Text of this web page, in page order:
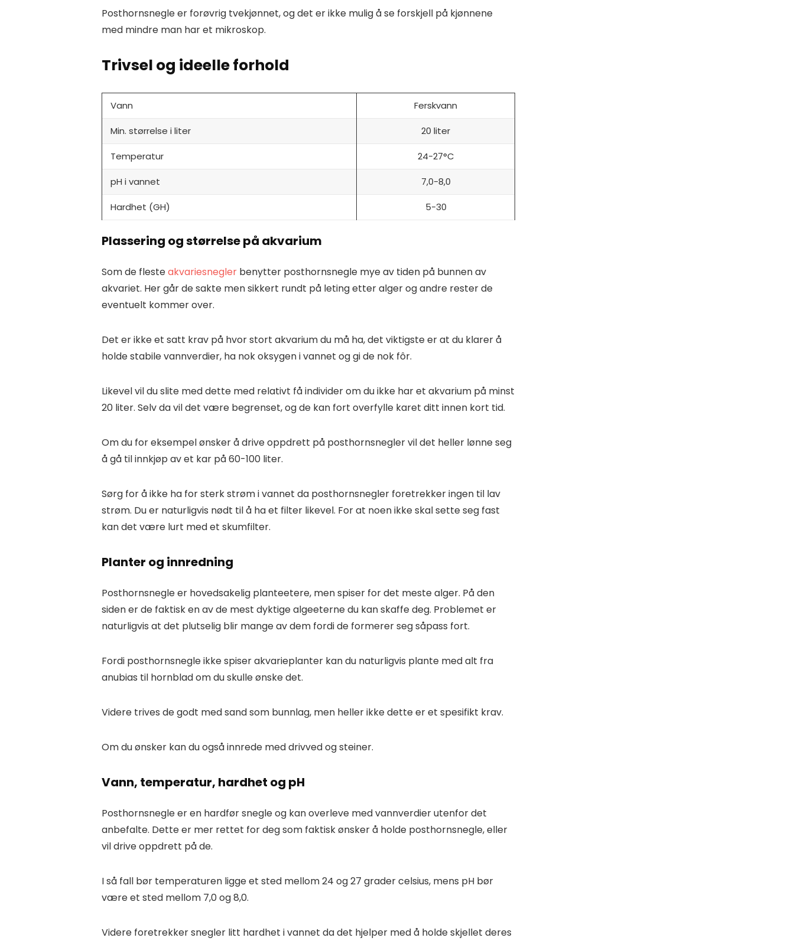
Posthornsnegle er forøvrig tvekjønnet, og det er ikke mulig å se forskjell på kjønnene
med mindre man har et mikroskop.
Trivsel og ideelle forhold
Vann Ferskvann
Min. størrelse i liter 20 liter
Temperatur 24-27°C
pH i vannet 7,0-8,0
Hardhet (GH) 5-30
Plassering og størrelse på akvarium
Som de flesteakvariesnegler benytter posthornsnegle mye av tiden på bunnen av
akvariet. Her går de sakte men sikkert rundt på leting etter alger og andre rester de
eventuelt kommer over.
Det er ikke et satt krav på hvor stort akvarium du må ha, det viktigste er at du klarer å
holde stabile vannverdier, ha nok oksygen i vannet og gi de nok fôr.
Likevel vil du slite med dette med relativt få individer om du ikke har et akvarium på minst
20 liter. Selv da vil det være begrenset, og de kan fort overfylle karet ditt innen kort tid.
Om du for eksempel ønsker å drive oppdrett på posthornsnegler vil det heller lønne seg
å gå til innkjøp av et kar på 60-100 liter.
Sørg for å ikke ha for sterk strøm i vannet da posthornsnegler foretrekker ingen til lav
strøm. Du er naturligvis nødt til å ha et filter likevel. For at noen ikke skal sette seg fast
kan det være lurt med et skumfilter.
Planter og innredning
Posthornsnegle er hovedsakelig planteetere, men spiser for det meste alger. På den
siden er de faktisk en av de mest dyktige algeeterne du kan skaffe deg. Problemet er
naturligvis at det plutselig blir mange av dem fordi de formerer seg såpass fort.
Fordi posthornsnegle ikke spiser akvarieplanter kan du naturligvis plante med alt fra
anubias til hornblad om du skulle ønske det.
Videre trives de godt med sand som bunnlag, men heller ikke dette er et spesifikt krav.
Om du ønsker kan du også innrede med drivved og steiner.
Vann, temperatur, hardhet og pH
Posthornsnegle er en hardfør snegle og kan overleve med vannverdier utenfor det
anbefalte. Dette er mer rettet for deg som faktisk ønsker å holde posthornsnegle, eller
vil drive oppdrett på de.
I så fall bør temperaturen ligge et sted mellom 24 og 27 grader celsius, mens pH bør
være et sted mellom 7,0 og 8,0.
Videre foretrekker snegler litt hardhet i vannet da det hjelper med å holde skjellet deres